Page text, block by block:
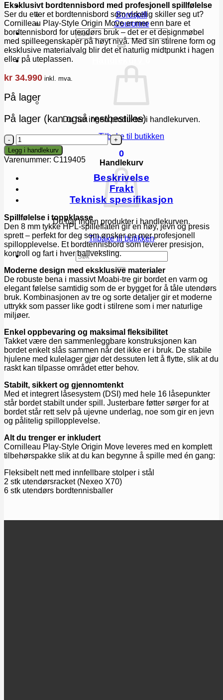
DIVERSE
Bordspill
Couronne
Søk
etter:
Du har ingen produkter i handlekurven.
Tilbake til butikken
0
Handlekurv
Du har ingen produkter i handlekurven.
Tilbake til butikken
Søk
etter:
Eksklusivt bordtennisbord med profesjonell spillfølelse
Ser du etter et bordtennisbord som virkelig skiller seg ut?
Cornilleau Play-Style Origin Move er mer enn bare et
bordtennisbord for utendørs bruk – det er et designmøbel
med spilleegenskaper på høyt nivå. Med sin stilrene form og
eksklusive materialvalg blir det et naturlig midtpunkt i hagen
eller på uteplassen.
kr 34.990 inkl. mva.
På lager
På lager (kan også restbestilles)
Origin
Move
Outdoor
–
antall
Legg i handlekurv
Varenummer: C119405
Beskrivelse
Frakt
Teknisk spesifikasjon
Spillfølelse i toppklasse
Den 8 mm tykke HPL-spilleflaten gir en høy, jevn og presis
sprett – perfekt for deg som ønsker en mer profesjonell
spillopplevelse. Et bordtennisbord som leverer presisjon,
kontroll og fart i hver ballveksling.
Moderne design med eksklusive materialer
De robuste bena i massivt Moabi-tre gir bordet en varm og
elegant følelse samtidig som de er bygget for å tåle utendørs
bruk. Kombinasjonen av tre og sorte detaljer gir et moderne
uttrykk som passer like godt i stilrene som i mer naturlige
miljøer.
Enkel oppbevaring og maksimal fleksibilitet
Takket være den sammenleggbare konstruksjonen kan
bordet enkelt slås sammen når det ikke er i bruk. De stabile
hjulene med kulelager gjør det dessuten lett å flytte, slik at du
raskt kan tilpasse området etter behov.
Stabilt, sikkert og gjennomtenkt
Med et integrert låsesystem (DSI) med hele 16 låsepunkter
står bordet stabilt under spill. Justerbare føtter sørger for at
bordet står rett selv på ujevne underlag, noe som gir en jevn
og pålitelig spillopplevelse.
Alt du trenger er inkludert
Cornilleau Play-Style Origin Move leveres med en komplett
tilbehørspakke slik at du kan begynne å spille med én gang:
Fleksibelt nett med innfellbare stolper i stål
2 stk utendørsracket (Nexeo X70)
6 stk utendørs bordtennisballer